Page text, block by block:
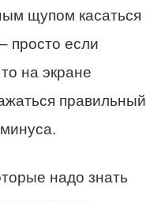
щупом касаться
просто если
на экране
правильный
надо знать